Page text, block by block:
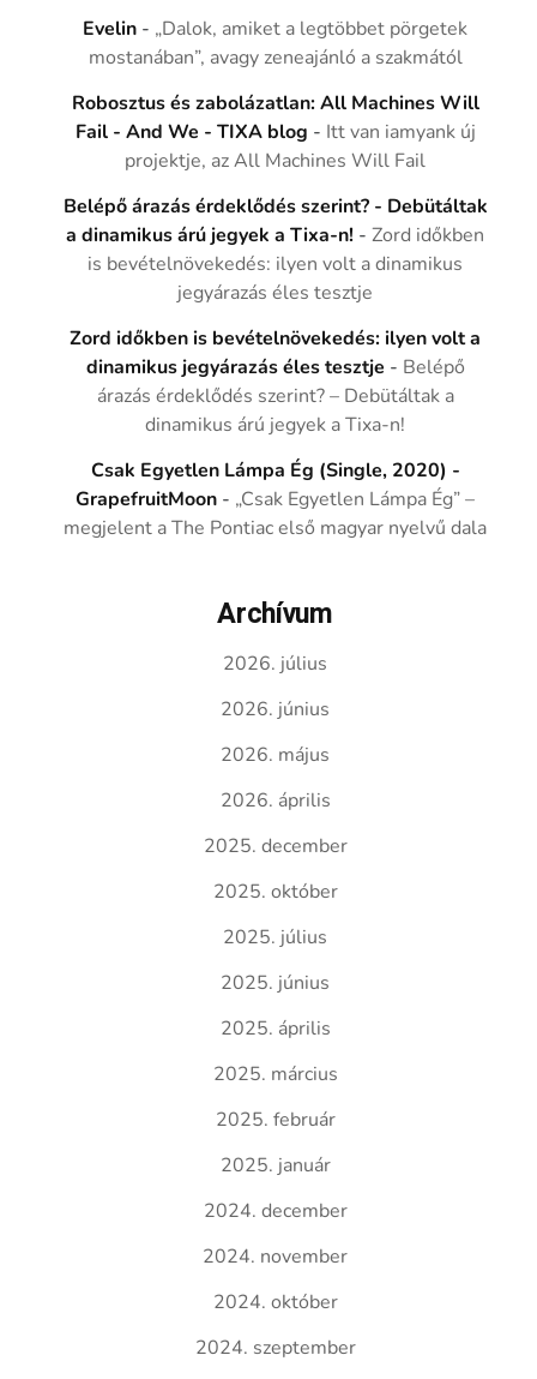
Evelin - „Dalok, amiket a legtöbbet pörgetek
mostanában”, avagy zeneajánló a szakmától
Robosztus és zabolázatlan: All Machines Will
Fail - And We - TIXA blog - Itt van iamyank új
projektje, az All Machines Will Fail
Belépő árazás érdeklődés szerint? - Debütáltak
a dinamikus árú jegyek a Tixa-n! -Zord időkben
is bevételnövekedés: ilyen volt a dinamikus
jegyárazás éles tesztje
Zord időkben is bevételnövekedés: ilyen volt a
dinamikus jegyárazás éles tesztje - Belépő
árazás érdeklődés szerint? – Debütáltak a
dinamikus árú jegyek a Tixa-n!
Csak Egyetlen Lámpa Ég (Single, 2020) -
GrapefruitMoon - „Csak Egyetlen Lámpa Ég” –
megjelent a The Pontiac első magyar nyelvű dala
Archívum
2026. július
2026. június
2026. május
2026. április
2025. december
2025. október
2025. július
2025. június
2025. április
2025. március
2025. február
2025. január
2024. december
2024. november
2024. október
2024. szeptember